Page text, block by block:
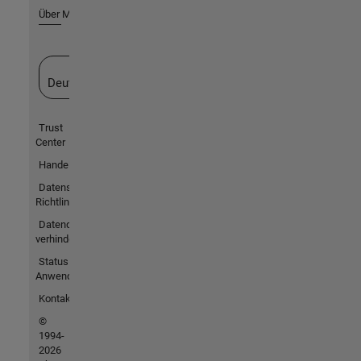
Über MathWorks
Deutschland
Trust
Center
Handelsmarken
Datenschutz-
Richtlinien
Datendiebstahl
verhindern
Status von
Anwendungen
Kontakt
©
1994-
2026